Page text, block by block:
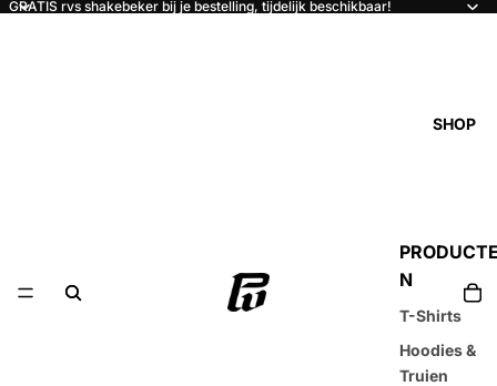
GRATIS rvs shakebeker bij je bestelling, tijdelijk beschikbaar!
SHOP
N
T-Shirts
Hoodies &
Truien